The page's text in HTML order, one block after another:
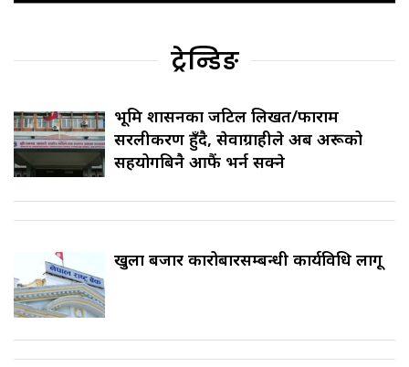
ट्रेन्डिङ
भूमि प्रशासनका जटिल लिखत/फाराम
सरलीकरण हुँदै, सेवाग्राहीले अब अरूको
सहयोगबिनै आफैं भर्न सक्ने
खुला बजार कारोबारसम्बन्धी कार्यविधि लागू